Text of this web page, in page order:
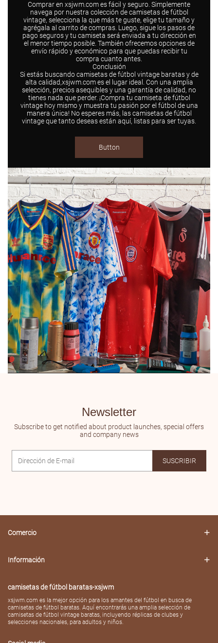
Comprar en xsjwm.com es fácil y seguro. Simplemente
navega por nuestra colección de camisetas de fútbol
vintage, selecciona la que más te guste, elige tu tamaño y
agrégala al carrito de compras. Luego, sigue los pasos de
pago seguros y tu camiseta será enviada a tu dirección en
el menor tiempo posible. También ofrecemos opciones de
envío rápido y económico para que puedas recibir tu
compra cuanto antes.​
Conclusión​
Si estás buscando camisetas de fútbol vintage baratas y de
alta calidad,xsjwm.com es el lugar ideal. Con una amplia
selección, precios asequibles y una garantía de calidad, no
tienes nada que perder. ¡Compra tu camiseta de fútbol
vintage hoy mismo y muestra tu pasión por el fútbol de una
manera única! No esperes más, las camisetas de fútbol
vintage que tanto deseas están aquí, listas para ser tuyas.​
Button
Newsletter
Subscribe to get notified about product launches, special offers
and company news
SUSCRIBIR
Comercio
Información
camisetas de fútbol baratas-xsjwm
xsjwm.com es la mejor opción para los amantes del fútbol en busca de
camisetas de fútbol baratas. Aquí encontrarás una amplia selección de
camisetas de fútbol vintage baratas, incluyendo réplicas de clubes y
selecciones nacionales, para adultos y niños.